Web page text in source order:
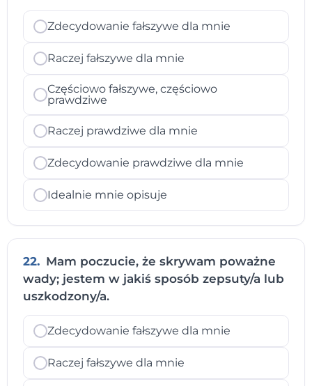
Zdecydowanie fałszywe dla mnie
Raczej fałszywe dla mnie
Częściowo fałszywe, częściowo
prawdziwe
Raczej prawdziwe dla mnie
Zdecydowanie prawdziwe dla mnie
Idealnie mnie opisuje
22. Mam poczucie, że skrywam poważne
wady; jestem w jakiś sposób zepsuty/a lub
uszkodzony/a.
Zdecydowanie fałszywe dla mnie
Raczej fałszywe dla mnie